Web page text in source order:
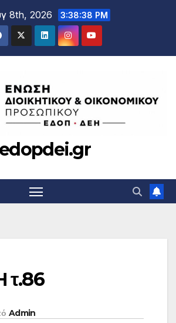
8th, 2026 3:38:39 PM
edopdei.gr
τ.86
Admin